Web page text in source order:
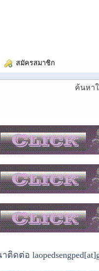
สมัครสมาชิก
ค้นหาใ
ดต่อ